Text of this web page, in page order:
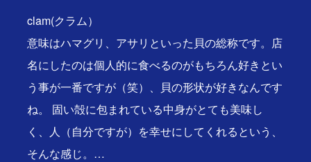
clam(クラム）
意味はハマグリ、アサリといった貝の総称です。店
名にしたのは個人的に食べるのがもちろん好きとい
う事が一番ですが（笑）、貝の形状が好きなんです
ね。 固い殻に包まれている中身がとても美味し
く、人（自分ですが）を幸せにしてくれるという、
そんな感じ。…